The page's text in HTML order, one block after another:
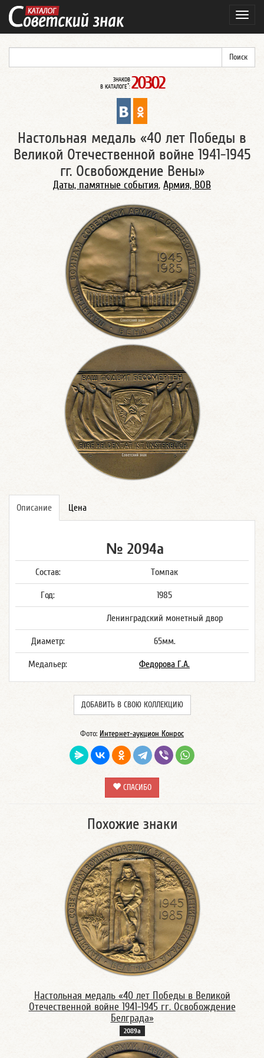
ЗНАКОВ
В КАТАЛОГЕ*: 20302
Настольная медаль «40 лет Победы в
Великой Отечественной войне 1941-1945
гг. Освобождение Вены»
Даты, памятные события, Армия, ВОВ
Описание Цена
№ 2094а
Состав: Томпак
Год: 1985
Ленинградский монетный двор
Диаметр: 65мм.
Медальер: Федорова Г.А.
ДОБАВИТЬ В СВОЮ КОЛЛЕКЦИЮ
Фото: Интернет-аукцион Конрос
СПАСИБО
Похожие знаки
Настольная медаль «40 лет Победы в Великой
Отечественной войне 1941-1945 гг. Освобождение
Белграда»
2089а